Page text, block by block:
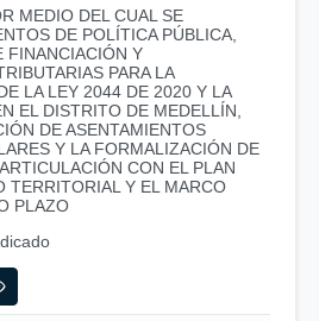
MEDIO DEL CUAL SE
DE POLÍTICA PÚBLICA,
FINANCIACIÓN Y
PARA LA
LA LEY 2044 DE 2020 Y LA
EL DISTRITO DE MEDELLÍN,
DE ASENTAMIENTOS
Y LA FORMALIZACIÓN DE
CON EL PLAN
TERRITORIAL Y EL MARCO
PLAZO